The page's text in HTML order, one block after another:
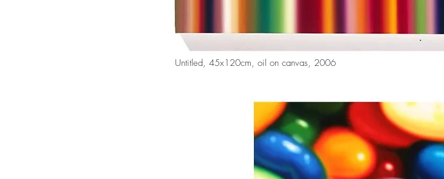
Untitled, 45x120cm, oil on canvas, 2006